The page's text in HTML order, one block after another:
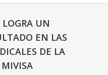
LOGRA UN
EN LAS
DE LA
MIVISA